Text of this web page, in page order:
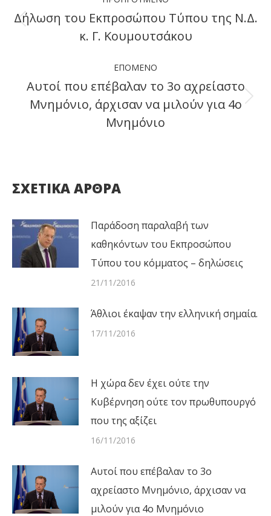
navigation
Previous
Δήλωση του Εκπροσώπου Τύπου της Ν.Δ.
κ. Γ. Κουμουτσάκου
ΕΠΌΜΕΝΟ
Next
post:
Αυτοί που επέβαλαν το 3ο αχρείαστο
Μνημόνιο, άρχισαν να μιλούν για 4ο
Μνημόνιο
ΣΧΕΤΙΚΑ ΑΡΘΡΑ
Παράδοση παραλαβή των
καθηκόντων του Εκπροσώπου
Τύπου του κόμματος – δηλώσεις
21/11/2016
Άθλιοι έκαψαν την ελληνική σημαία.
17/11/2016
Η χώρα δεν έχει ούτε την
Κυβέρνηση ούτε τον πρωθυπουργό
που της αξίζει
16/11/2016
Αυτοί που επέβαλαν το 3ο
αχρείαστο Μνημόνιο, άρχισαν να
μιλούν για 4ο Μνημόνιο